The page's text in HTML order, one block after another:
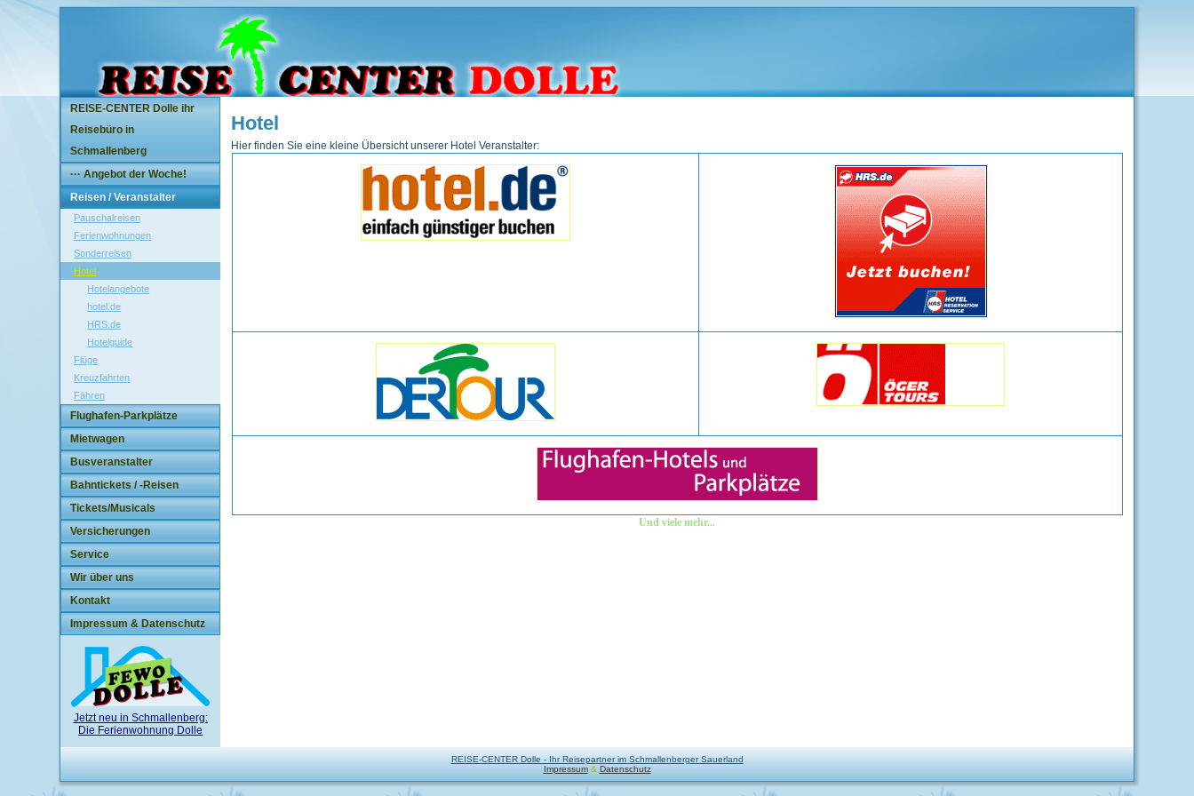
REISE-CENTER Dolle ihr
Reisebüro in
Schmallenberg
··· Angebot der Woche!
Reisen / Veranstalter
Pauschalreisen
Ferienwohnungen
Sonderreisen
Hotel
Hotelangebote
hotel.de
HRS.de
Hotelguide
Flüge
Kreuzfahrten
Fähren
Flughafen-Parkplätze
Mietwagen
Busveranstalter
Bahntickets / -Reisen
Tickets/Musicals
Versicherungen
Service
Wir über uns
Kontakt
Impressum & Datenschutz
Jetzt neu in Schmallenberg:
Die Ferienwohnung Dolle
Hotel
Hier finden Sie eine kleine Übersicht unserer Hotel Veranstalter:
Und viele mehr...
REISE-CENTER Dolle - Ihr Reisepartner im Schmallenberger Sauerland
Impressum& Datenschutz